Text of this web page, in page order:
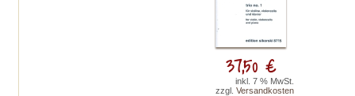
37,50 €
inkl. 7 % MwSt.
zzgl. Versandkosten